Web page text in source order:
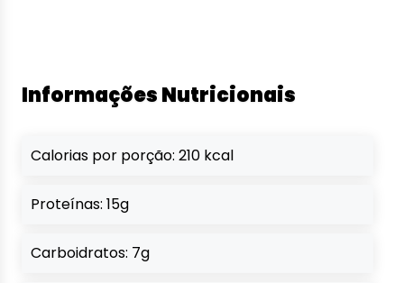
Informações Nutricionais
Calorias por porção: 210 kcal
Proteínas: 15g
Carboidratos: 7g